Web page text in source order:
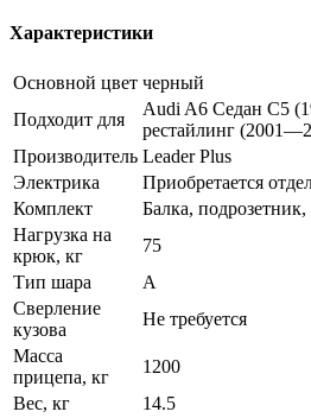
Характеристики
Основной цвет черный
Подходит для
Audi A6 Седан C5
рестайлинг
Производитель Leader Plus
Электрика
Приобретается
Комплект
Балка,
Нагрузка на
крюк, кг
75
Тип шара
A
Сверление
кузова
Не требуется
Масса
прицепа, кг
1200
Вес, кг
14.5